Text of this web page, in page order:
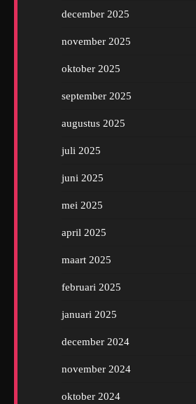
december 2025
november 2025
oktober 2025
september 2025
augustus 2025
juli 2025
juni 2025
mei 2025
april 2025
maart 2025
februari 2025
januari 2025
december 2024
november 2024
oktober 2024